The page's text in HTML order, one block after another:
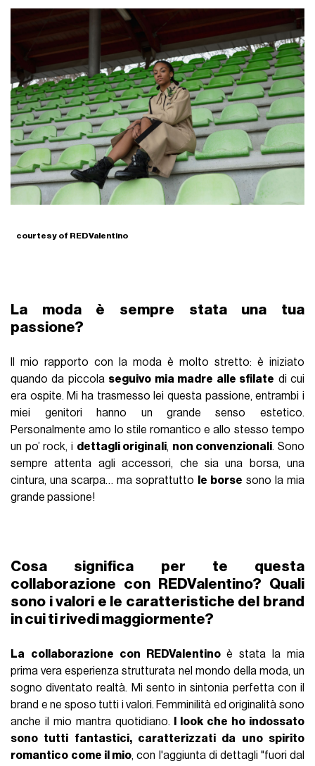
courtesy of REDValentino
La moda è sempre stata una tua
passione?
Il mio rapporto con la moda è molto stretto: è iniziato
quando da piccola seguivo mia madre alle sfilate di cui
era ospite. Mi ha trasmesso lei questa passione, entrambi i
miei genitori hanno un grande senso estetico.
Personalmente amo lo stile romantico e allo stesso tempo
un po’ rock, i dettagli originali, non convenzionali. Sono
sempre attenta agli accessori, che sia una borsa, una
cintura, una scarpa… ma soprattutto
le borse sono la mia
grande passione!
Cosa significa per te questa
collaborazione con REDValentino? Quali
sono i valori e le caratteristiche del brand
in cui ti rivedi maggiormente?
La collaborazione con REDValentinoè stata la mia
prima vera esperienza strutturata nel mondo della moda, un
sogno diventato realtà. Mi sento in sintonia perfetta con il
brand e ne sposo tutti i valori. Femminilità ed originalità sono
anche il mio mantra quotidiano.
I look che ho indossato
sono tutti fantastici, caratterizzati da uno spirito
romantico come il mio, con l'aggiunta di dettagli "fuori dal